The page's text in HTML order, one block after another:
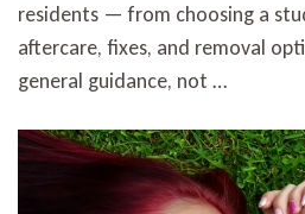
residents — from choosing a
aftercare, fixes, and removal
general guidance, not …